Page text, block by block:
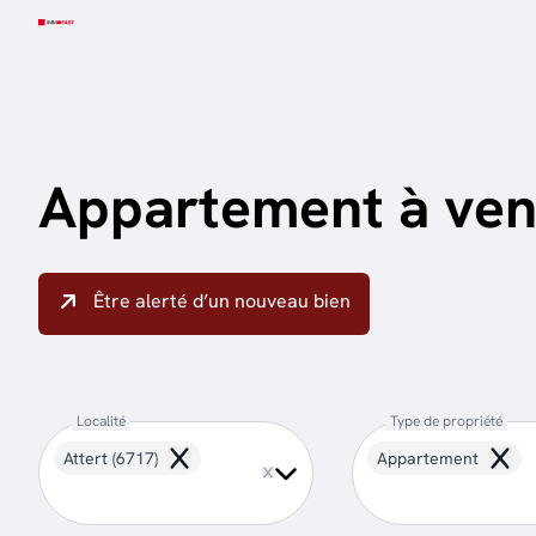
Appartement à
Être alerté d’un nouveau bien
Localité
Attert (6717) Remove
Type de propriété
Appartement